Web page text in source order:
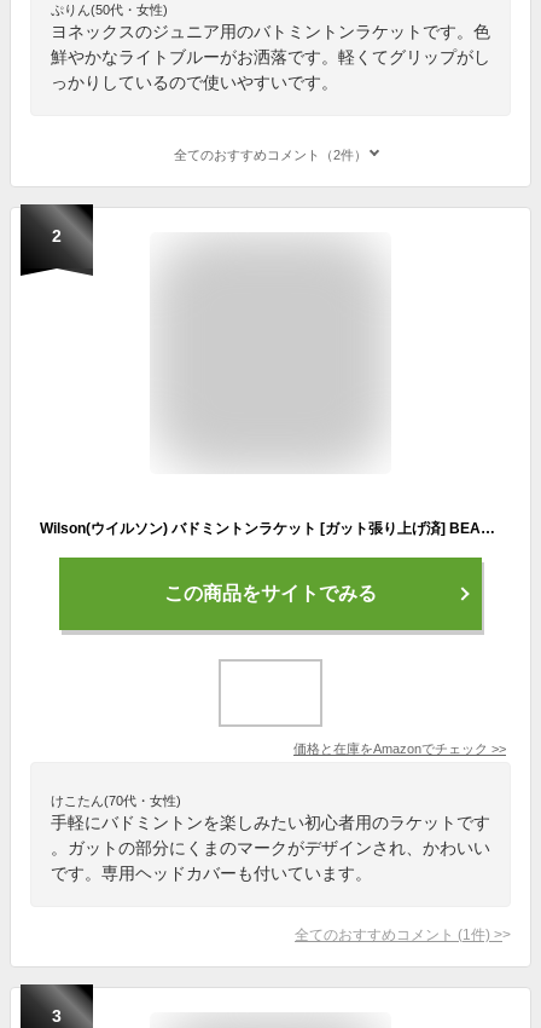
ぷりん(50代・女性)
ヨネックスのジュニア用のバトミントンラケットです。色
鮮やかなライトブルーがお洒落です。軽くてグリップがし
っかりしているので使いやすいです。
全てのおすすめコメント（2件）
2
Wilson(ウイルソン) バドミントンラケット [ガット張り上げ済] BEAR BADMINTON RACKET (ベア バドミントンラケット) グリップサイズ4 ブルー WR090120H2
この商品をサイトでみる
価格と在庫をAmazonでチェック >>
けこたん(70代・女性)
手軽にバドミントンを楽しみたい初心者用のラケットです
。ガットの部分にくまのマークがデザインされ、かわいい
です。専用ヘッドカバーも付いています。
全てのおすすめコメント (1 件) >
3